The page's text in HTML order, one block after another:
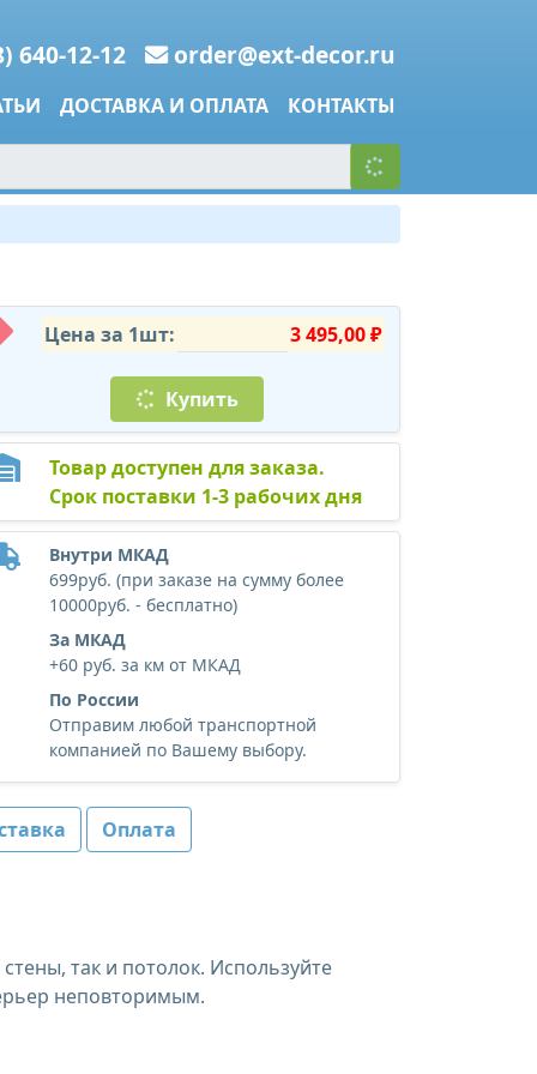
640-12-12 order@ext-decor.ru
ДОСТАВКА И ОПЛАТА КОНТАКТЫ
Цена за 1шт: 3 495,00 ₽
Купить
Товар доступен для заказа.
Срок поставки 1-3 рабочих дня
Внутри МКАД
699руб. (при заказе на сумму более
10000руб. - бесплатно)
За МКАД
+60 руб. за км от МКАД
По России
Отправим любой транспортной
компанией по Вашему выбору.
Оплата
так и потолок. Используйте
неповторимым.